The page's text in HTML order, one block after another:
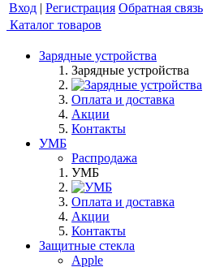
Вход | Регистрация Обратная связь
Каталог товаров
Зарядные устройства
Зарядные устройства
Оплата и доставка
Акции
Контакты
УМБ
Распродажа
УМБ
Оплата и доставка
Акции
Контакты
Защитные стекла
Apple